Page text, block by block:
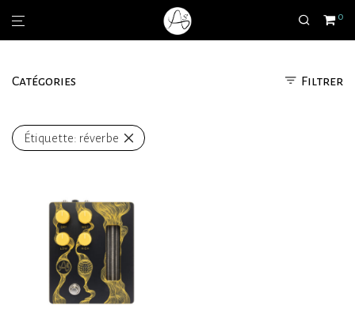
0
Catégories Filtrer
Étiquette: réverbe